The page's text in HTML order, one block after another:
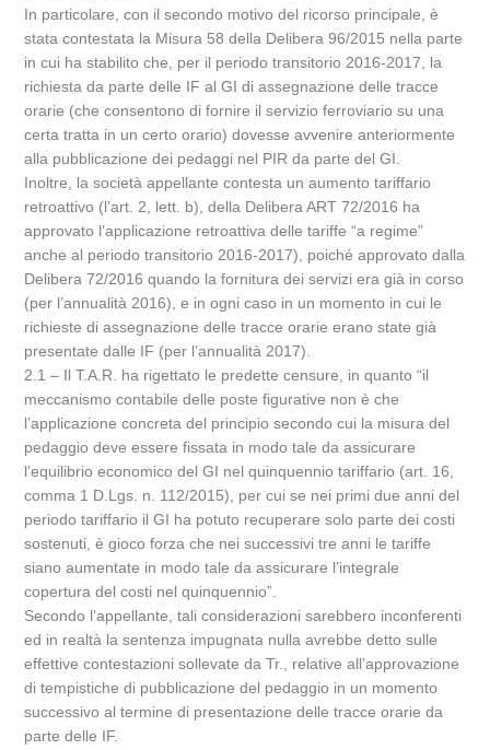
In particolare, con il secondo motivo del ricorso principale, è
stata contestata la Misura 58 della Delibera 96/2015 nella parte
in cui ha stabilito che, per il periodo transitorio 2016-2017, la
richiesta da parte delle IF al GI di assegnazione delle tracce
orarie (che consentono di fornire il servizio ferroviario su una
certa tratta in un certo orario) dovesse avvenire anteriormente
alla pubblicazione dei pedaggi nel PIR da parte del GI.
Inoltre, la società appellante contesta un aumento tariffario
retroattivo (l’art. 2, lett. b), della Delibera ART 72/2016 ha
approvato l’applicazione retroattiva delle tariffe “a regime”
anche al periodo transitorio 2016-2017), poiché approvato dalla
Delibera 72/2016 quando la fornitura dei servizi era già in corso
(per l’annualità 2016), e in ogni caso in un momento in cui le
richieste di assegnazione delle tracce orarie erano state già
presentate dalle IF (per l’annualità 2017).
2.1 – Il T.A.R. ha rigettato le predette censure, in quanto “il
meccanismo contabile delle poste figurative non è che
l’applicazione concreta del principio secondo cui la misura del
pedaggio deve essere fissata in modo tale da assicurare
l’equilibrio economico del GI nel quinquennio tariffario (art. 16,
comma 1 D.Lgs. n. 112/2015), per cui se nei primi due anni del
periodo tariffario il GI ha potuto recuperare solo parte dei costi
sostenuti, è gioco forza che nei successivi tre anni le tariffe
siano aumentate in modo tale da assicurare l’integrale
copertura del costi nel quinquennio”.
Secondo l’appellante, tali considerazioni sarebbero inconferenti
ed in realtà la sentenza impugnata nulla avrebbe detto sulle
effettive contestazioni sollevate da Tr., relative all’approvazione
di tempistiche di pubblicazione del pedaggio in un momento
successivo al termine di presentazione delle tracce orarie da
parte delle IF.